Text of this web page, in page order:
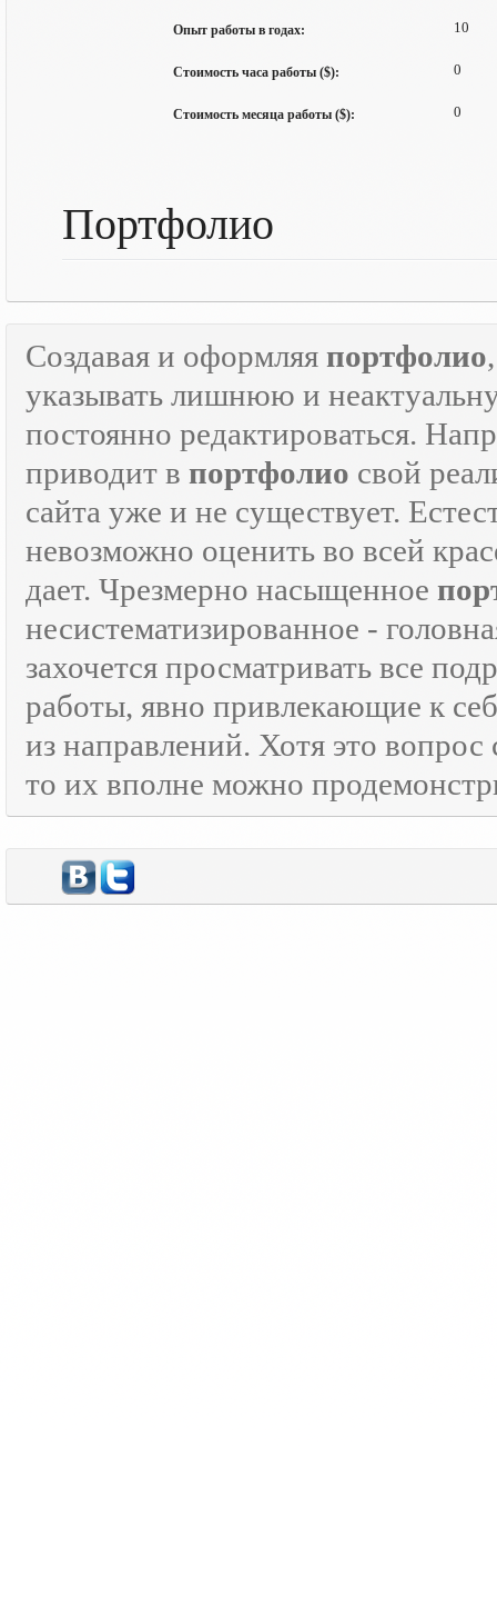
Опыт работы в годах: 10
Стоимость часа работы ($): 0
Стоимость месяца работы ($): 0
Портфолио
Создавая и оформляя портфолио
указывать лишнюю и
постоянно редактироваться.
приводит в портфолио свой
сайта уже и не существует.
невозможно оценить во всей
дает. Чрезмерно насыщенное
несистематизированное -
захочется просматривать все
работы, явно привлекающие к
из направлений. Хотя это
то их вполне можно